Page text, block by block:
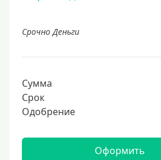
Срочно Деньги
Сумма
Срок
Одобрение
Оформить